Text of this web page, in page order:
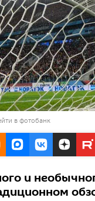
в фотобанк
и